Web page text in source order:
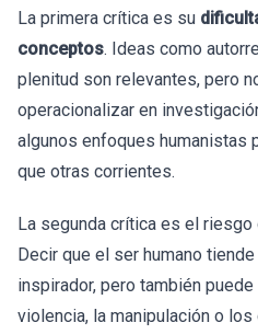
La primera crítica es su
conceptos. Ideas como
plenitud son relevantes, pero
operacionalizar en
algunos enfoques humanistas
que otras corrientes.
La segunda crítica es el riesgo
Decir que el ser humano
inspirador, pero también
violencia, la manipulación o